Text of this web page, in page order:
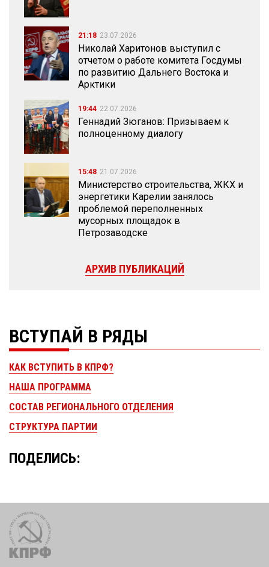
21:18 23.07.2026
Николай Харитонов выступил с
отчетом о работе комитета Госдумы
по развитию Дальнего Востока и
Арктики
19:44 22.07.2026
Геннадий Зюганов: Призываем к
полноценному диалогу
15:48 21.07.2026
Министерство строительства, ЖКХ и
энергетики Карелии занялось
проблемой переполненных
мусорных площадок в
Петрозаводске
АРХИВ ПУБЛИКАЦИЙ
ВСТУПАЙ В РЯДЫ
КАК ВСТУПИТЬ В КПРФ?
НАША ПРОГРАММА
СОСТАВ РЕГИОНАЛЬНОГО ОТДЕЛЕНИЯ
СТРУКТУРА ПАРТИИ
ПОДЕЛИСЬ: